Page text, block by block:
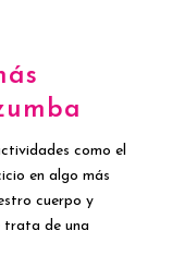
como el
en algo más
cuerpo y
trata de una